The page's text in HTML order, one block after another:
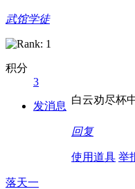
武馆学徒
积分
3
发消息
白云劝尽杯
回复
使用道具 举
落天一